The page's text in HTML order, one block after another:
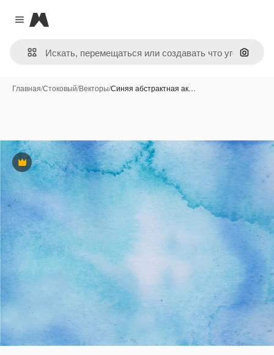
Close menu
Magnific
Поиск
Главная/Стоковый/Векторы/Синяя абстрактная ак…
Премиум